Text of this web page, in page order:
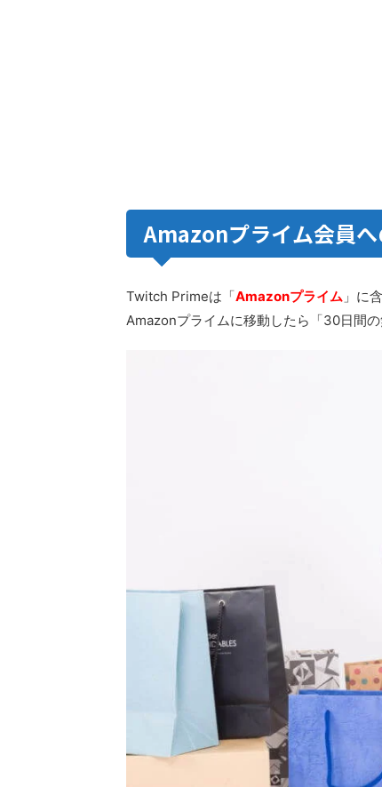
Amazonプライム会員
Twitch Primeは「Amazonプライム 」に
Amazonプライムに移動したら「30日間の